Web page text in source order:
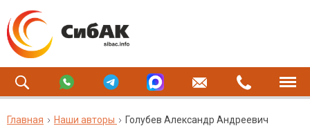
Главная Наши авторы Голубев Александр Андреевич